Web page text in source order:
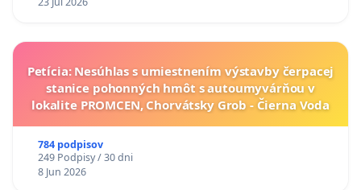
Petícia: Nesúhlas s umiestnením výstavby čerpacej
stanice pohonných hmôt s autoumyvárňou v
lokalite PROMCEN, Chorvátsky Grob - Čierna Voda
784 podpisov
249 Podpisy / 30 dni
8 Jun 2026